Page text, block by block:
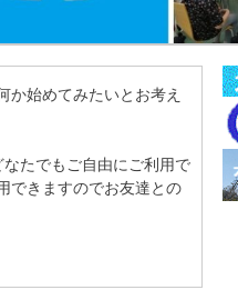
か始めてみたいとお考え
たでもご自由にご利用で
できますのでお友達との